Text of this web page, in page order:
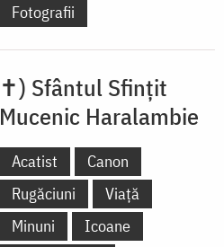
Fotografii
✝) Sfântul Sfințit
Mucenic Haralambie
Acatist
Canon
Rugăciuni
Viață
Minuni
Icoane